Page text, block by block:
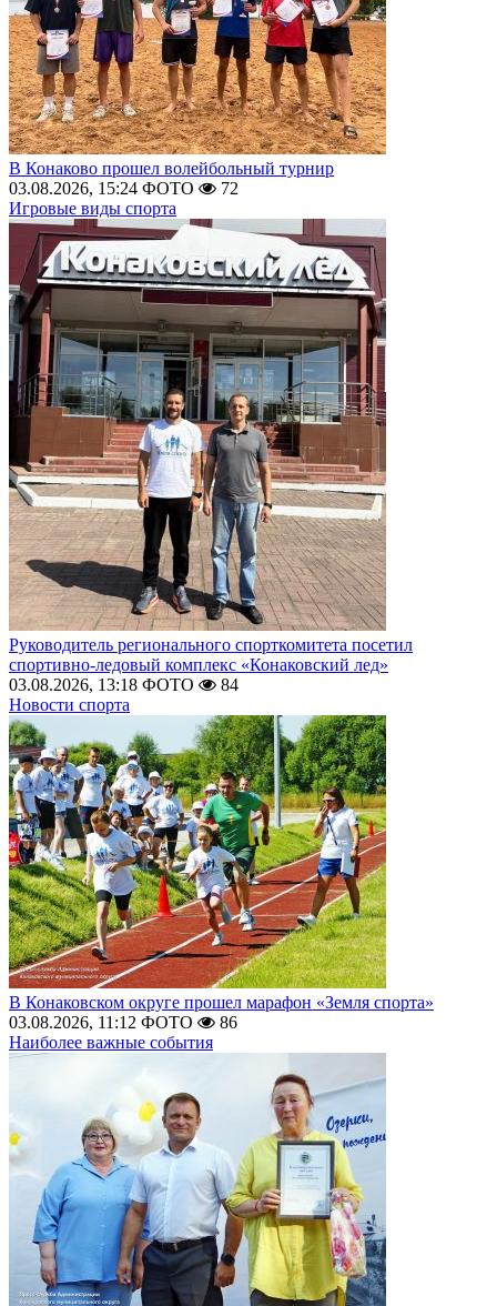
В Конаково прошел волейбольный турнир
03.08.2026, 15:24 ФОТО
72
Игровые виды спорта
Руководитель регионального спорткомитета посетил
спортивно-ледовый комплекс «Конаковский лед»
03.08.2026, 13:18 ФОТО
84
Новости спорта
В Конаковском округе прошел марафон «Земля спорта»
03.08.2026, 11:12 ФОТО
86
Наиболее важные события